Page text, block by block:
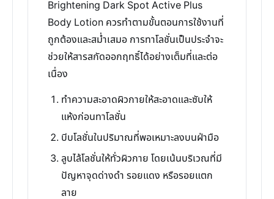
Brightening Dark Spot Active Plus
Body Lotion ควรทำตามขั้นตอนการใช้งานที่
ถูกต้องและสม่ำเสมอ การทาโลชั่นเป็นประจำจะ
ช่วยให้สารสกัดออกฤทธิ์ได้อย่างเต็มที่และต่อ
เนื่อง
ทำความสะอาดผิวกายให้สะอาดและซับให้
แห้งก่อนทาโลชั่น
บีบโลชั่นในปริมาณที่พอเหมาะลงบนฝ่ามือ
ลูบไล้โลชั่นให้ทั่วผิวกาย โดยเน้นบริเวณที่มี
ปัญหาจุดด่างดำ รอยแดง หรือรอยแตก
ลาย